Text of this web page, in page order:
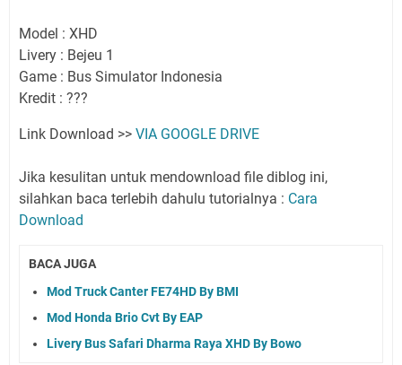
Model : XHD
Livery : Bejeu 1
Game : Bus Simulator Indonesia
Kredit : ???
Link Download >> VIA GOOGLE DRIVE
Jika kesulitan untuk mendownload file diblog ini,
silahkan baca terlebih dahulu tutorialnya : Cara
Download
BACA JUGA
Mod Truck Canter FE74HD By BMI
Mod Honda Brio Cvt By EAP
Livery Bus Safari Dharma Raya XHD By Bowo